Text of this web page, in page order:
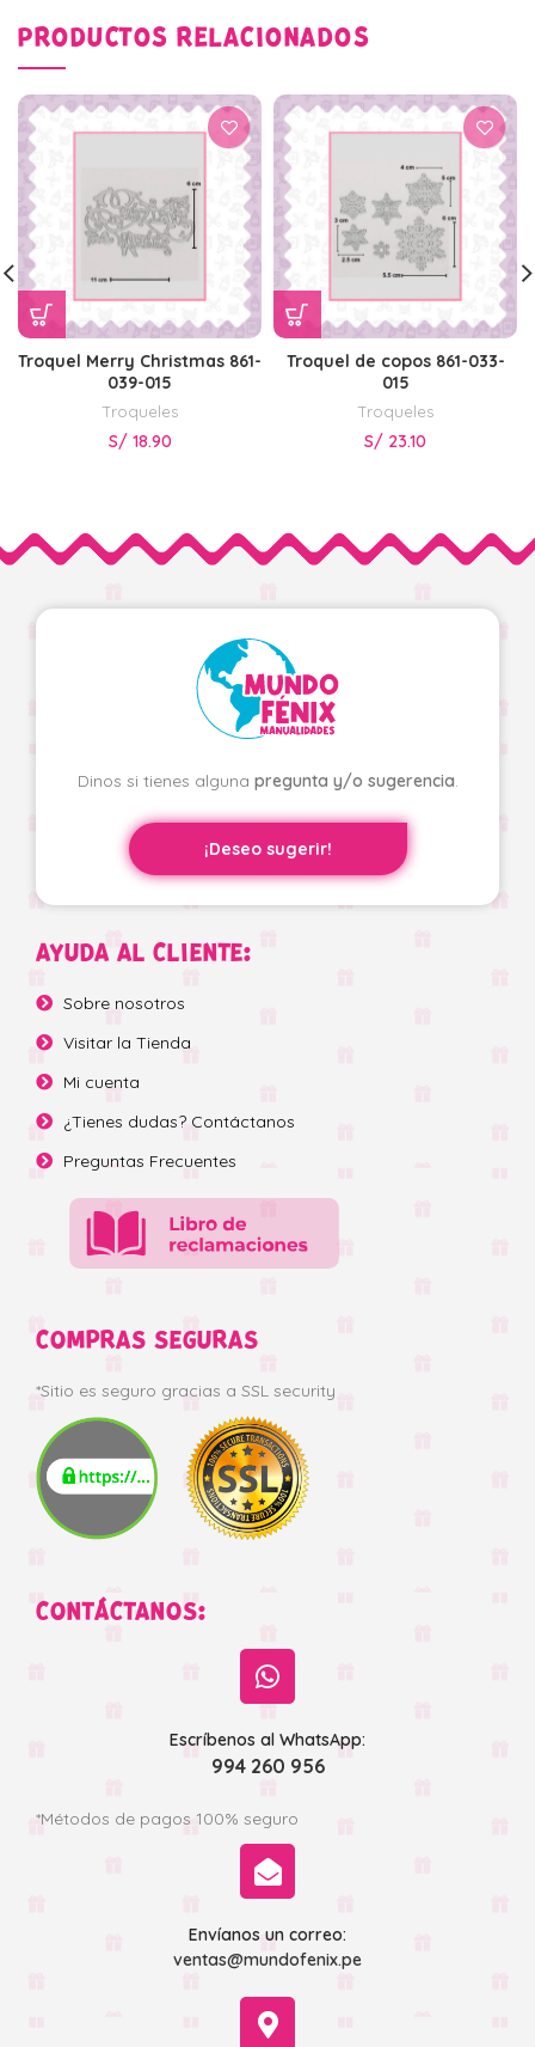
PRODUCTOS RELACIONADOS
Troquel Merry Christmas 861-
039-015
Troqueles
S/ 18.90
Troquel de copos 861-033-
015
Troqueles
S/ 23.10
Dinos si tienes alguna pregunta y/o sugerencia.
¡Deseo sugerir!
AYUDA AL CLIENTE:
Sobre nosotros
Visitar la Tienda
Mi cuenta
¿Tienes dudas? Contáctanos
Preguntas Frecuentes
COMPRAS SEGURAS
*Sitio es seguro gracias a SSL security
CONTÁCTANOS:
Escríbenos al WhatsApp:
994 260 956
*Métodos de pagos 100% seguro
Envíanos un correo:
ventas@mundofenix.pe